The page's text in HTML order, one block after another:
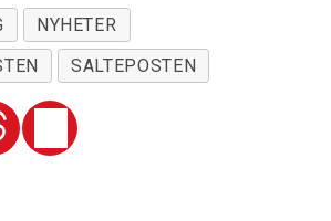
NYHETER
SALTEPOSTEN